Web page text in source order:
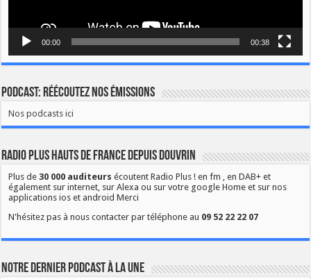
00:00 00:38
Podcast: Réécoutez nos émissions
Nos podcasts ici
Radio Plus Hauts de France depuis Douvrin
Plus de30 000 auditeurs écoutent Radio Plus ! en fm , en DAB+ et
également sur internet, sur Alexa ou sur votre google Home et sur nos
applications ios et android Merci
N'hésitez pas à nous contacter par téléphone au 09 52 22 22 07
Notre dernier podcast à la une